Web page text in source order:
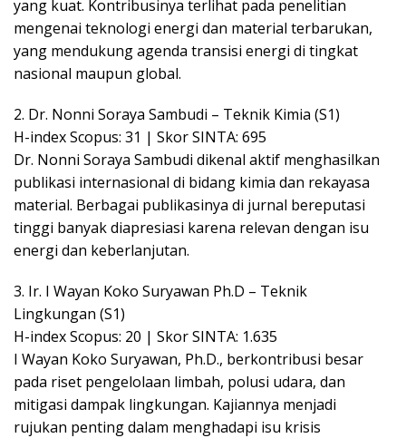
yang kuat. Kontribusinya terlihat pada penelitian
mengenai teknologi energi dan material terbarukan,
yang mendukung agenda transisi energi di tingkat
nasional maupun global.
2. Dr. Nonni Soraya Sambudi – Teknik Kimia (S1)
H-index Scopus: 31 | Skor SINTA: 695
Dr. Nonni Soraya Sambudi dikenal aktif menghasilkan
publikasi internasional di bidang kimia dan rekayasa
material. Berbagai publikasinya di jurnal bereputasi
tinggi banyak diapresiasi karena relevan dengan isu
energi dan keberlanjutan.
3. Ir. I Wayan Koko Suryawan Ph.D – Teknik
Lingkungan (S1)
H-index Scopus: 20 | Skor SINTA: 1.635
I Wayan Koko Suryawan, Ph.D., berkontribusi besar
pada riset pengelolaan limbah, polusi udara, dan
mitigasi dampak lingkungan. Kajiannya menjadi
rujukan penting dalam menghadapi isu krisis